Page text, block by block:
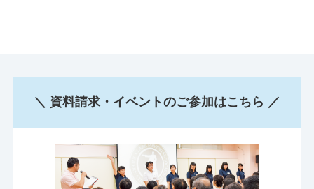
＼ 資料請求・イベントのご参加はこちら ／